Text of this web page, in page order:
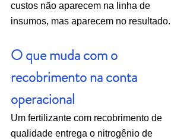
custos não aparecem na linha de
insumos, mas aparecem no resultado.
O que muda com o
recobrimento na conta
operacional
Um fertilizante com recobrimento de
qualidade entrega o nitrogênio de